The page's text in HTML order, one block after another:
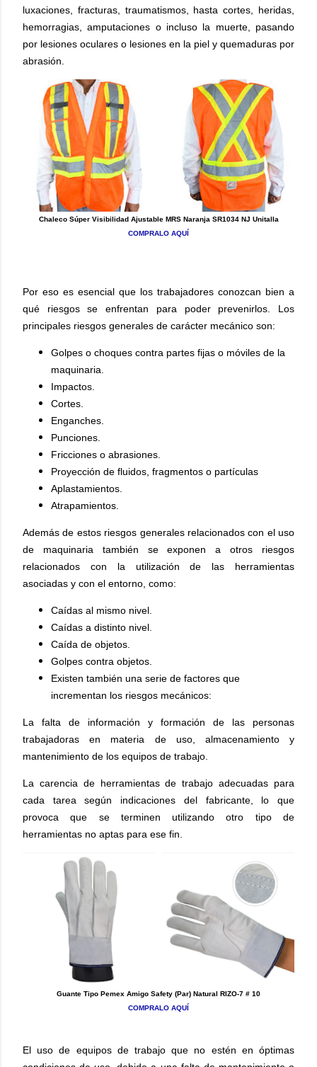
luxaciones, fracturas, traumatismos, hasta cortes, heridas,
hemorragias, amputaciones o incluso la muerte, pasando
por lesiones oculares o lesiones en la piel y quemaduras por
abrasión.
Chaleco Súper Visibilidad Ajustable MRS Naranja SR1034 NJ Unitalla
COMPRALO AQUÍ
Por eso es esencial que los trabajadores conozcan bien a
qué riesgos se enfrentan para poder prevenirlos. Los
principales riesgos generales de carácter mecánico son:
Golpes o choques contra partes fijas o móviles de la
maquinaria.
Impactos.
Cortes.
Enganches.
Punciones.
Fricciones o abrasiones.
Proyección de fluidos, fragmentos o partículas
Aplastamientos.
Atrapamientos.
Además de estos riesgos generales relacionados con el uso
de maquinaria también se exponen a otros riesgos
relacionados con la utilización de las herramientas
asociadas y con el entorno, como:
Caídas al mismo nivel.
Caídas a distinto nivel.
Caída de objetos.
Golpes contra objetos.
Existen también una serie de factores que
incrementan los riesgos mecánicos:
La falta de información y formación de las personas
trabajadoras en materia de uso, almacenamiento y
mantenimiento de los equipos de trabajo.
La carencia de herramientas de trabajo adecuadas para
cada tarea según indicaciones del fabricante, lo que
provoca que se terminen utilizando otro tipo de
herramientas no aptas para ese fin.
Guante Tipo Pemex Amigo Safety (Par) Natural RIZO-7 # 10
COMPRALO AQUÍ
El uso de equipos de trabajo que no estén en óptimas